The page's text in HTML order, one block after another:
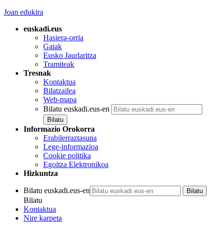
Joan edukira
euskadi.eus
Hasiera-orria
Gaiak
Eusko Jaurlaritza
Tramiteak
Tresnak
Kontaktua
Bilatzailea
Web-mapa
Bilatu euskadi.eus-en
Informazio Orokorra
Erabilerraztasuna
Lege-informazioa
Cookie politika
Egoitza Elektronikoa
Hizkuntza
Bilatu euskadi.eus-en
Bilatu
Kontaktua
Nire karpeta